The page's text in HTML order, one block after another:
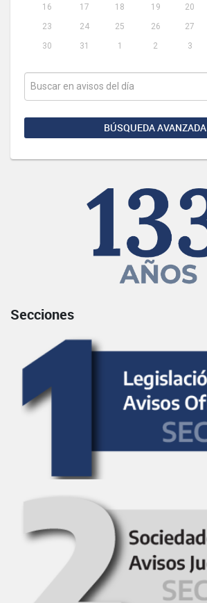
16
17 18 19 20
23
24 25 26 27
30
31 1 2 3
BÚSQUEDA AVANZADA
Secciones